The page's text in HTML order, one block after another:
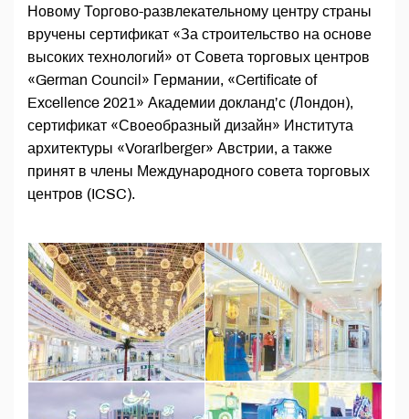
Новому Торгово-развлекательному центру страны
вручены сертификат «За строительство на основе
высоких технологий» от Совета торговых центров
«German Council» Германии, «Certificate of
Excellence 2021» Академии докланд’с (Лондон),
сертификат «Своеобразный дизайн» Института
архитектуры «Vorarlberger» Австрии, а также
принят в члены Международного совета торговых
центров (ICSC).